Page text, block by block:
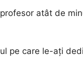
atât de
pe care le-ați